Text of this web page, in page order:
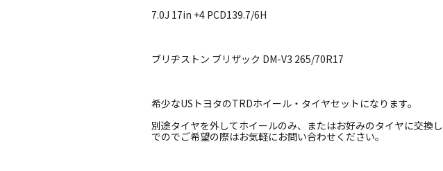
7.0J 17in +4 PCD139.7/6H
ブリヂストン ブリザック DM-V3 265/70R17
希少なUSトヨタのTRDホイール・タイヤセットになります。
別途タイヤを外してホイールのみ、またはお好みのタイヤに交換
でのでご希望の際はお気軽にお問い合わせください。